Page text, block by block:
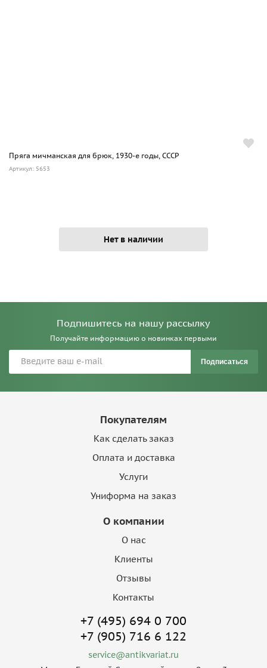
Пряга мичманская для брюк, 1930-е годы, СССР
Артикул: 5653
Нет в наличии
Подпишитесь на нашу рассылку
Получайте информацию о новинках первыми
Подписаться
Покупателям
Как сделать заказ
Оплата и доставка
Услуги
Униформа на заказ
О компании
О нас
Клиенты
Отзывы
Контакты
+7 (495) 694 0 700
+7 (905) 716 6 122
service@antikvariat.ru